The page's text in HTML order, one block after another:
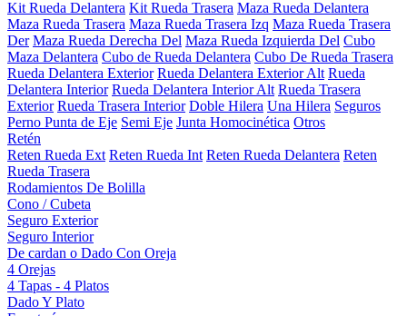
Kit Rueda Delantera Kit Rueda Trasera Maza Rueda Delantera
Maza Rueda Trasera Maza Rueda Trasera Izq Maza Rueda Trasera
Der Maza Rueda Derecha Del Maza Rueda Izquierda Del Cubo
Maza Delantera Cubo de Rueda Delantera Cubo De Rueda Trasera
Rueda Delantera Exterior Rueda Delantera Exterior Alt Rueda
Delantera Interior Rueda Delantera Interior Alt Rueda Trasera
Exterior Rueda Trasera Interior Doble Hilera Una Hilera Seguros
Perno Punta de Eje Semi Eje Junta Homocinética Otros
Retén
Reten Rueda Ext Reten Rueda Int Reten Rueda Delantera Reten
Rueda Trasera
Rodamientos De Bolilla
Cono / Cubeta
Seguro Exterior
Seguro Interior
De cardan o Dado Con Oreja
4 Orejas
4 Tapas - 4 Platos
Dado Y Plato